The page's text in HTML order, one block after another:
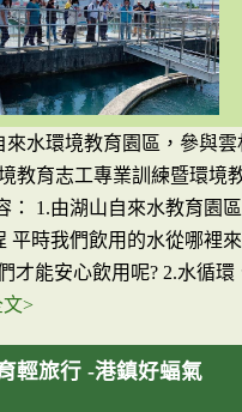
來水環境教育園區，參與
教育志工專業訓練暨環境
： 1.由湖山自來水教育園
平時我們飲用的水從哪裡
才能安心飲用呢? 2.水循環
文>
輕旅行 -港鎮好蝠氣